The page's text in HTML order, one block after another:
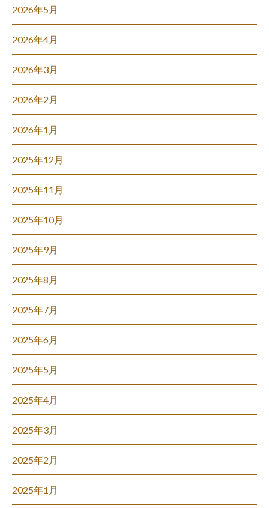
2026年5月
2026年4月
2026年3月
2026年2月
2026年1月
2025年12月
2025年11月
2025年10月
2025年9月
2025年8月
2025年7月
2025年6月
2025年5月
2025年4月
2025年3月
2025年2月
2025年1月